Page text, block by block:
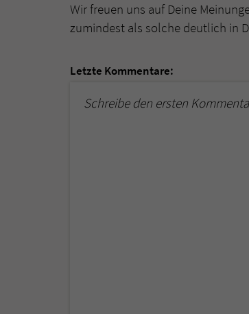
Wir freuen uns auf Deine
zumindest als solche deutlich in
Letzte Kommentare:
Schreibe den ersten